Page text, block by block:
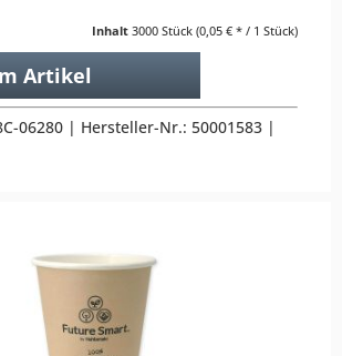
Inhalt 3000 Stück (0,05 € * / 1 Stück)
Artikel
06280 | Hersteller-Nr.: 50001583 |